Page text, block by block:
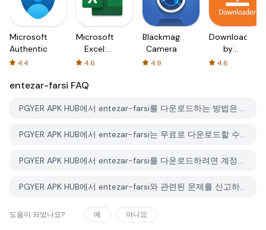
Microsoft
Authenticator
4.4
Microsoft
Excel:
Spreadsheets
4.6
Blackmagic
Camera
4.9
Downloader
by
AFTVnews
4.6
entezar-farsi FAQ
PGYER APK HUB에서 entezar-farsi를 다운로드하는 방법은 무엇인가요?
PGYER APK HUB에서 entezar-farsi는 무료로 다운로드할 수 있나요?
PGYER APK HUB에서 entezar-farsi를 다운로드하려면 계정이 필요한가요?
PGYER APK HUB에서 entezar-farsi와 관련된 문제를 신고하는 방법은 무엇인가요?
도움이 되었나요? 예 아니요